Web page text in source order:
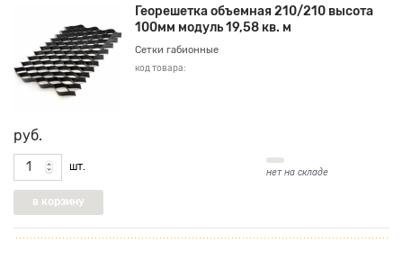
Георешетка объемная 210/210 высота
100мм модуль 19,58 кв. м
Сетки габионные
код товара:
руб.
шт. нет на складе